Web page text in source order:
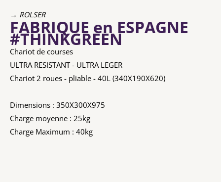
→ ROLSER
FABRIQUE en ESPAGNE
#THINKGREEN
Chariot de courses
ULTRA RESISTANT - ULTRA LEGER
Chariot 2 roues - pliable - 40L (340X190X620)
Dimensions : 350X300X975
Charge moyenne : 25kg
Charge Maximum : 40kg